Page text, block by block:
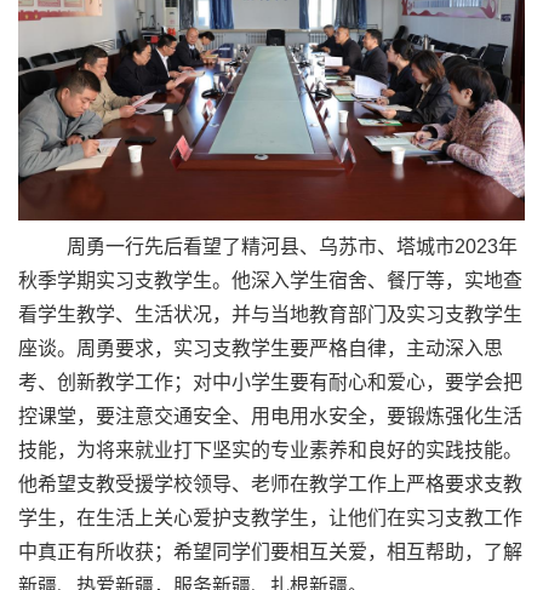
周勇一行先后看望了精河县、乌苏市、塔城市2023年
秋季学期实习支教学生。他深入学生宿舍、餐厅等，实地查
看学生教学、生活状况，并与当地教育部门及实习支教学生
座谈。周勇要求，实习支教学生要严格自律，主动深入思
考、创新教学工作；对中小学生要有耐心和爱心，要学会把
控课堂，要注意交通安全、用电用水安全，要锻炼强化生活
技能，为将来就业打下坚实的专业素养和良好的实践技能。
他希望支教受援学校领导、老师在教学工作上严格要求支教
学生，在生活上关心爱护支教学生，让他们在实习支教工作
中真正有所收获；希望同学们要相互关爱，相互帮助，了解
新疆、热爱新疆，服务新疆、扎根新疆。